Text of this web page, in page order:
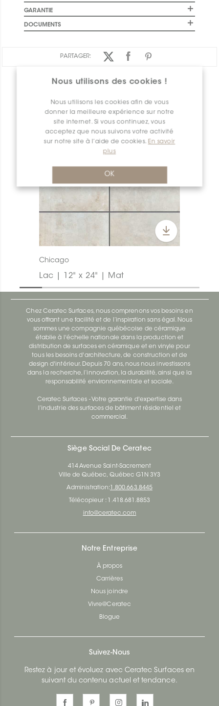
Nous utilisons des cookies !
Nous utilisons les cookies afin de vous
donner la meilleure expérience sur notre
site internet. Si vous continuez, vous
acceptez que nous suivons votre activité
sur notre site à l’aide de cookies. En savoir
plus
OK
GARANTIE
DOCUMENTS
PARTAGER:
APERÇU DES PRODUITS
Chicago
Lac | 12" x 24" | Mat
Chez Ceratec Surfaces, nous comprenons vos besoins en
vous offrant une facilité et de l’inspiration sans égal. Nous
sommes une compagnie québécoise de céramique
établie à l'échelle nationale dans la production et
distribution de surfaces en céramique et en vinyle pour
tous les besoins d'architecture, de construction et de
design d'intérieur. Depuis 70 ans, nous nous investissons
dans la recherche, l’innovation, la durabilité, ainsi que la
responsabilité environnementale et sociale.
Ceratec Surfaces - Votre garantie d'expertise dans
l’industrie des surfaces de bâtiment résidentiel et
commercial.
Siège Social De Ceratec
414 Avenue Saint-Sacrement
Ville de Québec, Québec G1N 3Y3
Administration: 1.800.663.8445
Télécopieur : 1.418.681.8853
info@ceratec.com
Notre Entreprise
À propos
Carrières
Nous joindre
Vivre@Ceratec
Blogue
Suivez-Nous
Restez à jour et évoluez avec Ceratec Surfaces en
suivant du contenu actuel et tendance.